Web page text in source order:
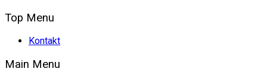
Top Menu
Kontakt
Main Menu